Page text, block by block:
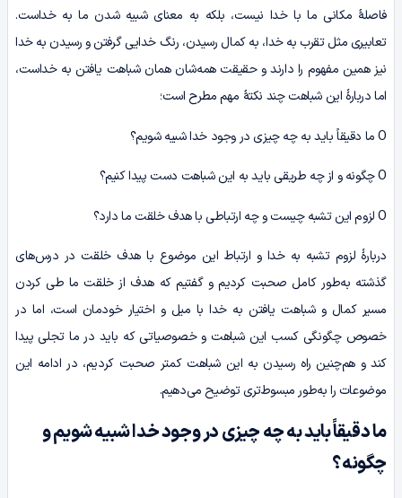
فاصلۀ مکانی ما با خدا نیست، بلکه به معنای شبیه شدن ما به خداست.
تعابیری مثل تقرب به خدا، به کمال رسیدن، رنگ خدایی گرفتن و رسیدن به خدا
نیز همین مفهوم را دارند و حقیقت همه‌شان همان شباهت یافتن به خداست،
اما دربارۀ این شباهت چند نکتۀ مهم مطرح است؛
O ما دقیقاً باید به چه چیزی در وجود خدا شبیه شویم؟
O چگونه و از چه طریقی باید به این شباهت دست پیدا کنیم؟
O لزوم این تشبه چیست و چه ارتباطی با هدف خلقت ما دارد؟
دربارۀ لزوم تشبه به خدا و ارتباط این موضوع با هدف خلقت در درس‌های
گذشته به‌طور کامل صحبت کردیم و گفتیم که هدف از خلقت ما طی کردن
مسیر کمال و شباهت یافتن به خدا با میل و اختیار خودمان است، اما در
خصوص چگونگی کسب این شباهت و خصوصیاتی که باید در ما تجلی پیدا
کند و هم‌چنین راه رسیدن به این شباهت کمتر صحبت کردیم، در ادامه این
موضوعات را به‌طور مبسوط‌تری توضیح می‌دهیم.
ما دقیقاً باید به چه چیزی در وجود خدا شبیه شویم و
چگونه؟